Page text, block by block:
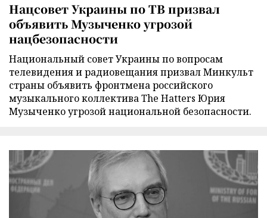
Нацсовет Украины по ТВ призвал
объявить Музыченко угрозой
нацбезопасности
Национальный совет Украины по вопросам
телевидения и радиовещания призвал Минкульт
страны объявить фронтмена российского
музыкального коллектива The Hatters Юрия
Музыченко угрозой национальной безопасности.